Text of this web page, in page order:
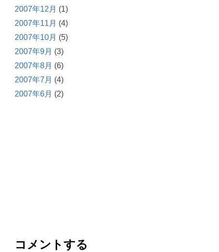
2007年12月 (1)
2007年11月 (4)
2007年10月 (5)
2007年9月 (3)
2007年8月 (6)
2007年7月 (4)
2007年6月 (2)
コメントする